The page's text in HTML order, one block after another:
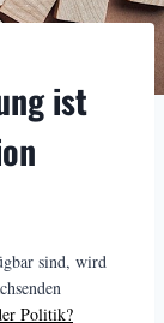
ist
sind, wird
Politik?